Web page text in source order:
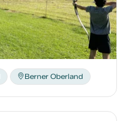
Berner Oberland